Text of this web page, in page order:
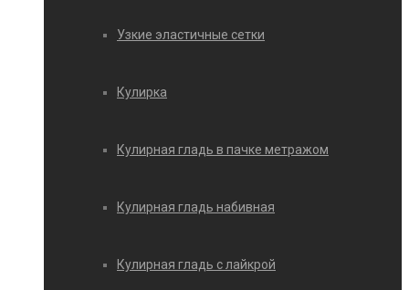
Узкие эластичные сетки
Кулирка
Кулирная гладь в пачке метражом
Кулирная гладь набивная
Кулирная гладь с лайкрой